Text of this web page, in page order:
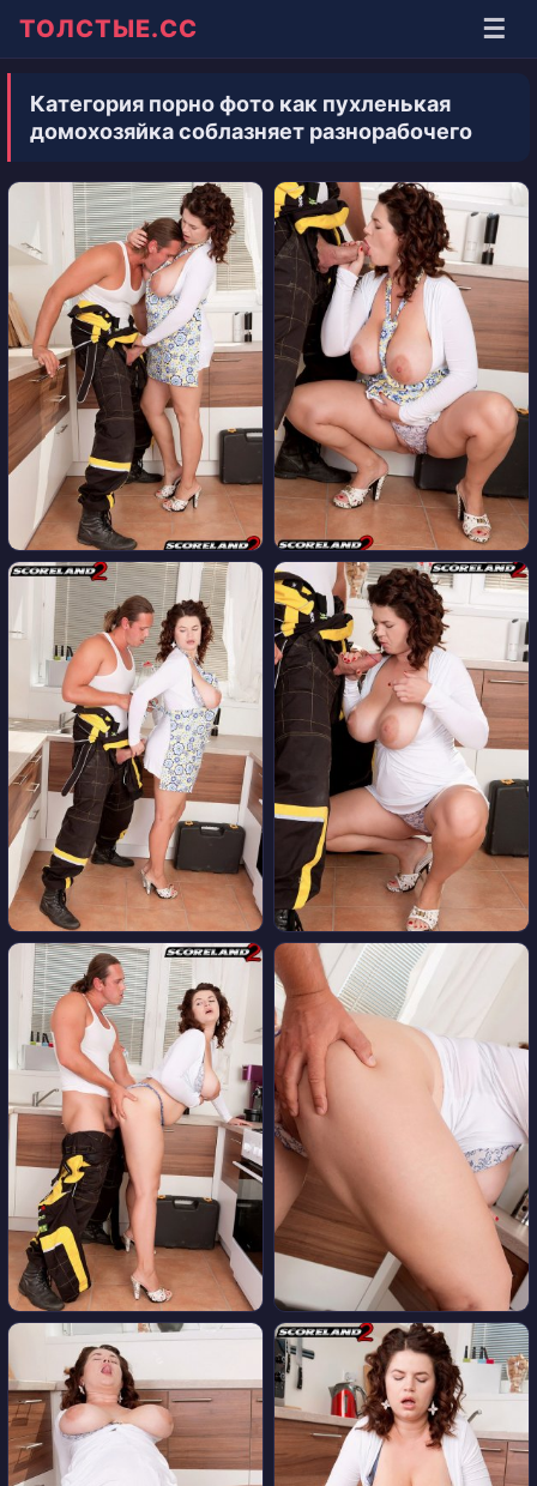
ТОЛСТЫЕ.СС ☰
Категория порно фото как пухленькая
домохозяйка соблазняет разнорабочего